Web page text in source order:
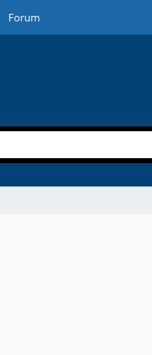
Forum